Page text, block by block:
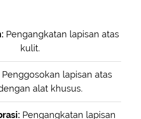
Pengangkatan lapisan atas
kulit.
lapisan atas
alat khusus.
Pengangkatan lapisan